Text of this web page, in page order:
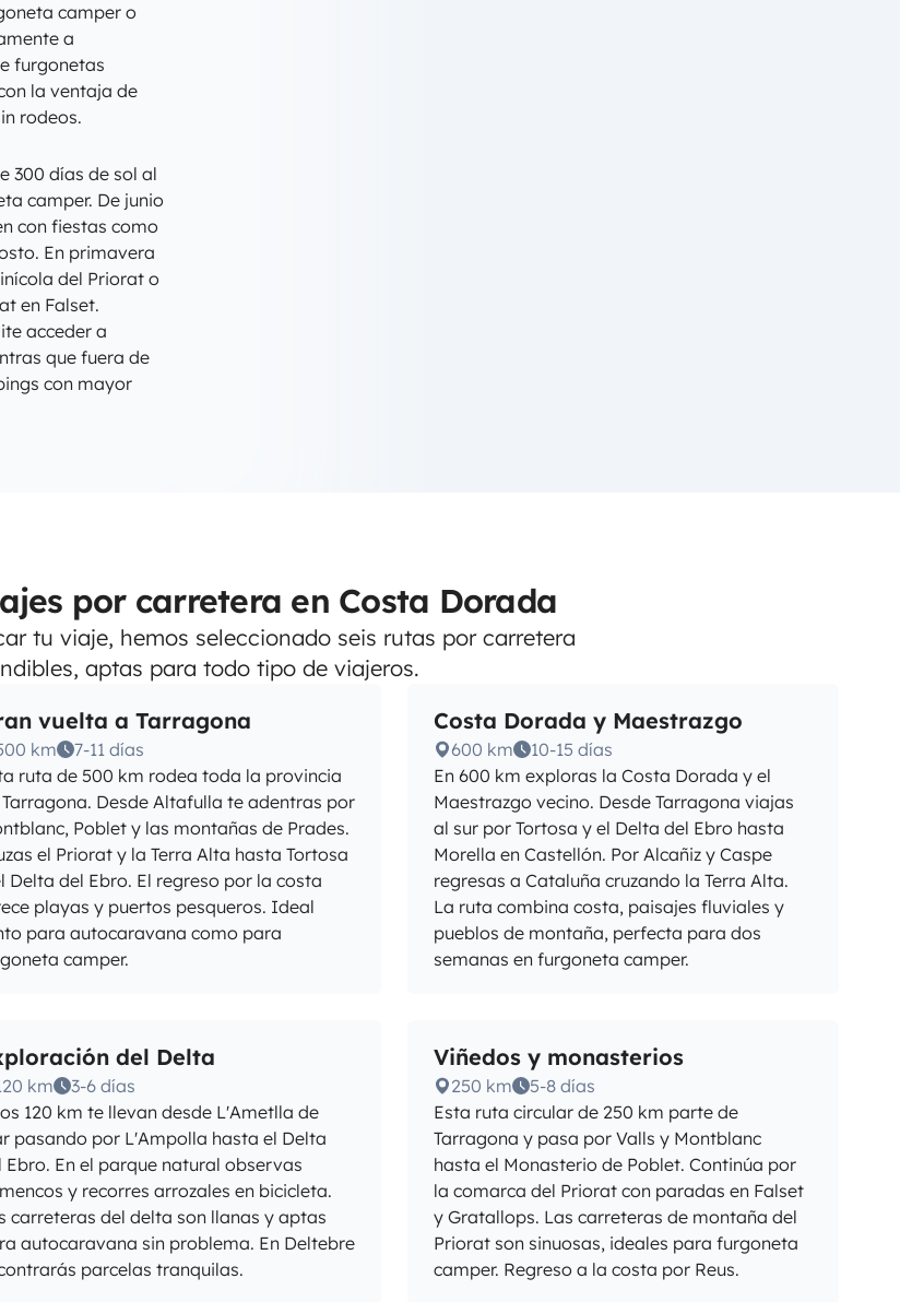
camper o
a
furgonetas
la ventaja de
rodeos.
300 días de sol al
camper. De junio
con fiestas como
En primavera
del Priorat o
en Falset.
acceder a
que fuera de
con mayor
por carretera en Costa Dorada
tu viaje, hemos seleccionado seis rutas por carretera
aptas para todo tipo de viajeros.
vuelta a Tarragona
km
7-11 días
ruta de 500 km rodea toda la provincia
Desde Altafulla te adentras por
Poblet y las montañas de Prades.
el Priorat y la Terra Alta hasta Tortosa
Delta del Ebro. El regreso por la costa
playas y puertos pesqueros. Ideal
para autocaravana como para
camper.
Costa Dorada y Maestrazgo
600 km
10-15 días
En 600 km exploras la Costa Dorada y el
Maestrazgo vecino. Desde Tarragona viajas
al sur por Tortosa y el Delta del Ebro hasta
Morella en Castellón. Por Alcañiz y Caspe
regresas a Cataluña cruzando la Terra Alta.
La ruta combina costa, paisajes fluviales y
pueblos de montaña, perfecta para dos
semanas en furgoneta camper.
del Delta
km
3-6 días
120 km te llevan desde L'Ametlla de
pasando por L'Ampolla hasta el Delta
Ebro. En el parque natural observas
y recorres arrozales en bicicleta.
carreteras del delta son llanas y aptas
autocaravana sin problema. En Deltebre
parcelas tranquilas.
Viñedos y monasterios
250 km
5-8 días
Esta ruta circular de 250 km parte de
Tarragona y pasa por Valls y Montblanc
hasta el Monasterio de Poblet. Continúa por
la comarca del Priorat con paradas en Falset
y Gratallops. Las carreteras de montaña del
Priorat son sinuosas, ideales para furgoneta
camper. Regreso a la costa por Reus.